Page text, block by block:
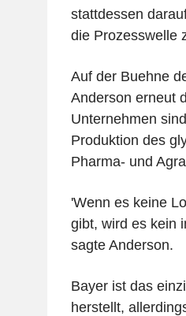
stattdessen
die Prozesswelle
Auf der Buehne
Anderson erneut
Unternehmen
Produktion des
Pharma- und
'Wenn es keine
gibt, wird es kein
sagte Anderson.
Bayer ist das
herstellt,